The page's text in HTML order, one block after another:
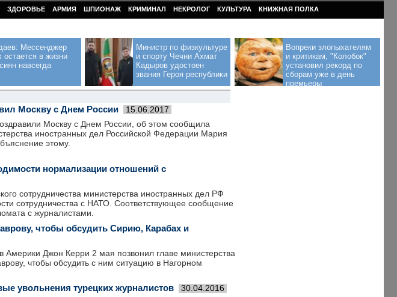
ЗДОРОВЬЕ АРМИЯ ШПИОНАЖ КРИМИНАЛ НЕКРОЛОГ КУЛЬТУРА КНИЖНАЯ ПОЛКА
Мессенджер
остается в жизни
навсегда
Министр по физкультуре
и спорту Чечни Ахмат
Кадыров удостоен
звания Героя республики
Вопреки злопыхателям
и критикам, "Колобок"
установил рекорд по
сборам уже в день
премьеры
Москву с Днем России 15.06.2017
Москву с Днем России, об этом сообщила
иностранных дел Российской Федерации Мария
этому.
нормализации отношений с
сотрудничества министерства иностранных дел РФ
сотрудничества с НАТО. Соответствующее сообщение
с журналистами.
чтобы обсудить Сирию, Карабах и
Джон Керри 2 мая позвонил главе министерства
чтобы обсудить с ним ситуацию в Нагорном
увольнения турецких журналистов 30.04.2016